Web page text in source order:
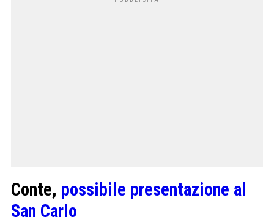
Conte, possibile presentazione al
San Carlo